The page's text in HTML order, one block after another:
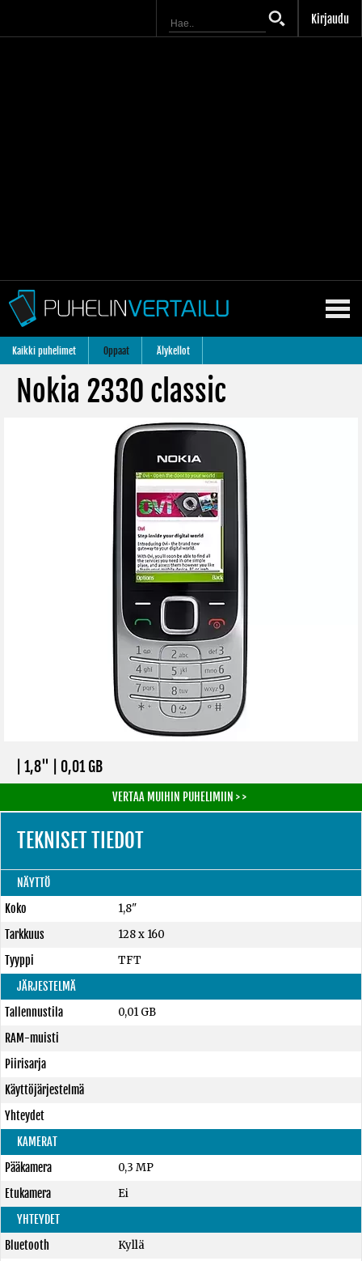
Kirjaudu
Kaikki puhelimet Oppaat Älykellot
Nokia 2330 classic
| 1,8" | 0,01 GB
VERTAA MUIHIN PUHELIMIIN > >
TEKNISET TIEDOT
NÄYTTÖ
Koko
1,8"
Tarkkuus
128 x 160
Tyyppi
TFT
JÄRJESTELMÄ
Tallennustila
0,01 GB
RAM-muisti
Piirisarja
Käyttöjärjestelmä
Yhteydet
KAMERAT
Pääkamera
0,3 MP
Etukamera
Ei
YHTEYDET
Bluetooth
Kyllä